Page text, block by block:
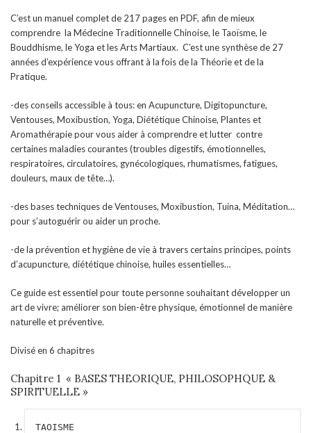
C’est un manuel complet de 217 pages en PDF, afin de mieux
comprendre la Médecine Traditionnelle Chinoise, le Taoïsme, le
Bouddhisme, le Yoga et les Arts Martiaux. C’est une synthèse de 27
années d’expérience vous offrant à la fois de la Théorie et de la
Pratique.
-des conseils accessible à tous: en Acupuncture, Digitopuncture,
Ventouses, Moxibustion, Yoga, Diététique Chinoise, Plantes et
Aromathérapie pour vous aider à comprendre et lutter contre
certaines maladies courantes (troubles digestifs, émotionnelles,
respiratoires, circulatoires, gynécologiques, rhumatismes, fatigues,
douleurs, maux de tête…).
-des bases techniques de Ventouses, Moxibustion, Tuina, Méditation…
pour s’autoguérir ou aider un proche.
-de la prévention et hygiène de vie à travers certains principes, points
d’acupuncture, diététique chinoise, huiles essentielles…
Ce guide est essentiel pour toute personne souhaitant développer un
art de vivre; améliorer son bien-être physique, émotionnel de manière
naturelle et préventive.
Divisé en 6 chapitres
Chapitre 1 « BASES THEORIQUE, PHILOSOPHQUE &
SPIRITUELLE »
TAOISME